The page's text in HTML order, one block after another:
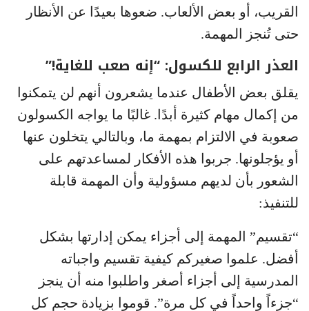
القريب، أو بعض الألعاب. ضعوها بعيدًا عن الأنظار
حتى تُنجز المهمة.
العذر الرابع للكسول: “إنه صعب للغاية!”
يقلق بعض الأطفال عندما يشعرون أنهم لن يتمكنوا
من إكمال مهام كثيرة أبدًا. غالبًا ما يواجه الكسولون
صعوبة في الالتزام بمهمة ما، وبالتالي يتخلون عنها
أو يؤجلونها. جربوا هذه الأفكار لمساعدتهم على
الشعور بأن لديهم مسؤولية وأن المهمة قابلة
للتنفيذ:
“تقسيم” المهمة إلى أجزاء يمكن إدارتها بشكل
أفضل. علموا صغيركم كيفية تقسيم واجباته
المدرسية إلى أجزاء أصغر واطلبوا منه أن ينجز
“جزءاً واحداً في كل مرة”. قوموا بزيادة حجم كل